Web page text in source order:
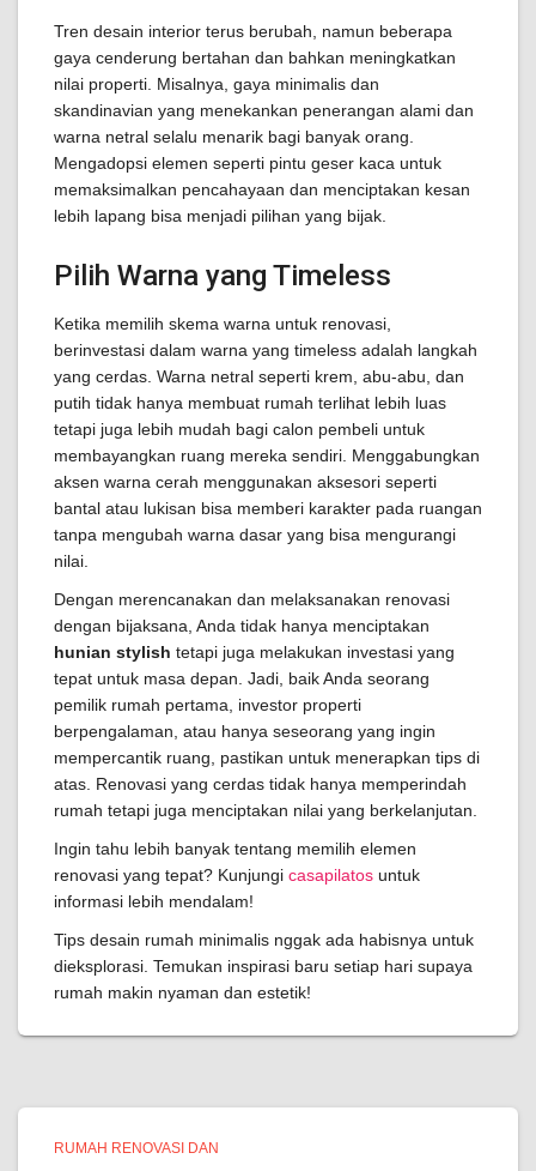
Tren desain interior terus berubah, namun beberapa
gaya cenderung bertahan dan bahkan meningkatkan
nilai properti. Misalnya, gaya minimalis dan
skandinavian yang menekankan penerangan alami dan
warna netral selalu menarik bagi banyak orang.
Mengadopsi elemen seperti pintu geser kaca untuk
memaksimalkan pencahayaan dan menciptakan kesan
lebih lapang bisa menjadi pilihan yang bijak.
Pilih Warna yang Timeless
Ketika memilih skema warna untuk renovasi,
berinvestasi dalam warna yang timeless adalah langkah
yang cerdas. Warna netral seperti krem, abu-abu, dan
putih tidak hanya membuat rumah terlihat lebih luas
tetapi juga lebih mudah bagi calon pembeli untuk
membayangkan ruang mereka sendiri. Menggabungkan
aksen warna cerah menggunakan aksesori seperti
bantal atau lukisan bisa memberi karakter pada ruangan
tanpa mengubah warna dasar yang bisa mengurangi
nilai.
Dengan merencanakan dan melaksanakan renovasi
dengan bijaksana, Anda tidak hanya menciptakan
hunian stylish tetapi juga melakukan investasi yang
tepat untuk masa depan. Jadi, baik Anda seorang
pemilik rumah pertama, investor properti
berpengalaman, atau hanya seseorang yang ingin
mempercantik ruang, pastikan untuk menerapkan tips di
atas. Renovasi yang cerdas tidak hanya memperindah
rumah tetapi juga menciptakan nilai yang berkelanjutan.
Ingin tahu lebih banyak tentang memilih elemen
renovasi yang tepat? Kunjungi casapilatos untuk
informasi lebih mendalam!
Tips desain rumah minimalis nggak ada habisnya untuk
dieksplorasi. Temukan inspirasi baru setiap hari supaya
rumah makin nyaman dan estetik!
RUMAH RENOVASI DAN